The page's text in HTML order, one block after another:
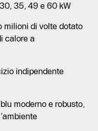
35, 49 e 60 kW
milioni di volte dotato
calore a
indipendente
moderno e robusto,